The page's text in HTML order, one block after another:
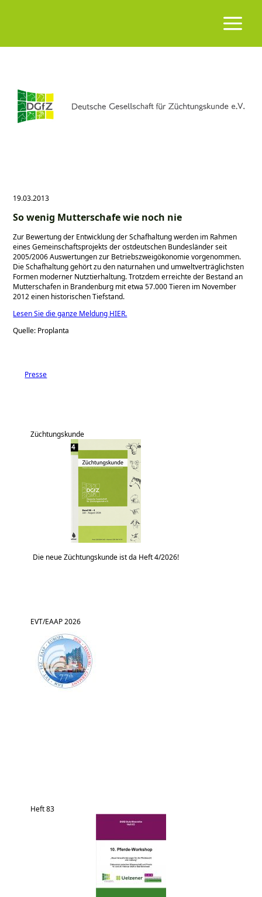
19.03.2013
So wenig Mutterschafe wie noch nie
Zur Bewertung der Entwicklung der Schafhaltung werden im Rahmen
eines Gemeinschaftsprojekts der ostdeutschen Bundesländer seit
2005/2006 Auswertungen zur Betriebszweigökonomie vorgenommen.
Die Schafhaltung gehört zu den naturnahen und umweltverträglichsten
Formen moderner Nutztierhaltung. Trotzdem erreichte der Bestand an
Mutterschafen in Brandenburg mit etwa 57.000 Tieren im November
2012 einen historischen Tiefstand.
Lesen Sie die ganze Meldung HIER.
Quelle: Proplanta
Presse
Züchtungskunde
Die neue Züchtungskunde ist da Heft 4/2026!
EVT/EAAP 2026
Heft 83